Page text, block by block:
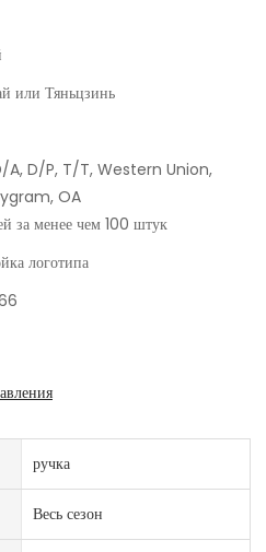
или Тяньцзинь
A, D/P, T/T, Western Union,
OA
за менее чем 100 штук
логотипа
ручка
Весь сезон